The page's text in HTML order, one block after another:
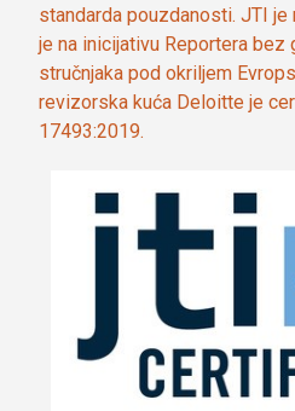
standarda pouzdanosti. JTI
je na inicijativu Reportera bez
stručnjaka pod okriljem
revizorska kuća Deloitte je
17493:2019.